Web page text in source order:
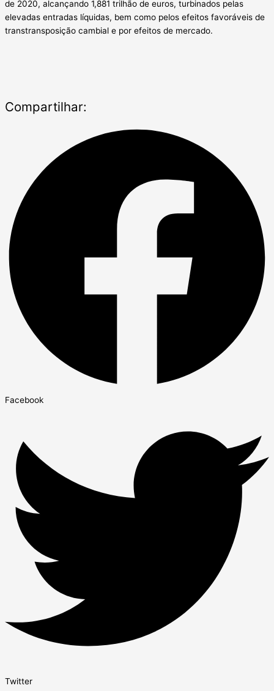
de 2020, alcançando 1,881 trilhão de euros, turbinados pelas
elevadas entradas líquidas, bem como pelos efeitos favoráveis de
transtransposição cambial e por efeitos de mercado.
Compartilhar:
Facebook
Twitter